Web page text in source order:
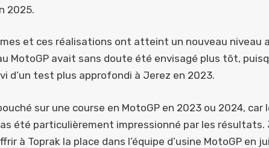
2025.
et ces réalisations ont atteint un nouveau niveau
MotoGP avait sans doute été envisagé plus tôt,
d’un test plus approfondi à Jerez en 2023.
sur une course en MotoGP en 2023 ou 2024, car
été particulièrement impressionné par les résultats.
à Toprak la place dans l’équipe d’usine MotoGP en